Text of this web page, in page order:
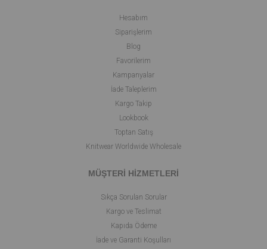
Hesabım
Siparişlerim
Blog
Favorilerim
Kampanyalar
İade Taleplerim
Kargo Takip
Lookbook
Toptan Satış
Knitwear Worldwide Wholesale
MÜŞTERİ HİZMETLERİ
Sıkça Sorulan Sorular
Kargo ve Teslimat
Kapıda Ödeme
İade ve Garanti Koşulları